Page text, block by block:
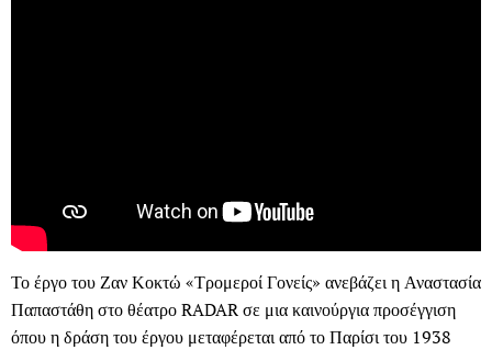
Το έργο του Ζαν Κοκτώ «Τρομεροί Γονείς» ανεβάζει η Αναστασία
Παπαστάθη στο θέατρο RADAR σε μια καινούργια προσέγγιση
όπου η δράση του έργου μεταφέρεται από το Παρίσι του 1938